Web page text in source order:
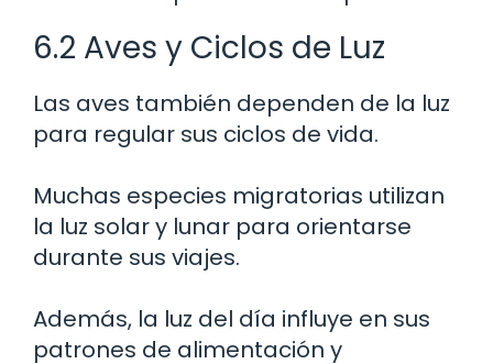
6.2 Aves y Ciclos de Luz
Las aves también dependen de la luz
para regular sus ciclos de vida.
Muchas especies migratorias utilizan
la luz solar y lunar para orientarse
durante sus viajes.
Además, la luz del día influye en sus
patrones de alimentación y